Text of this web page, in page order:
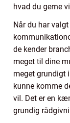
hvad du gerne
Når du har
de kender
meget til dine
meget grundigt
kunne komme
vil. Det er en
grundig